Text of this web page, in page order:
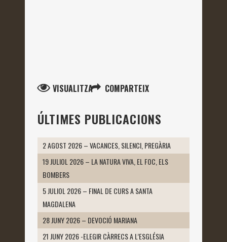
VISUALITZA COMPARTEIX
ÚLTIMES PUBLICACIONS
2 AGOST 2026 – VACANCES, SILENCI, PREGÀRIA
19 JULIOL 2026 – LA NATURA VIVA, EL FOC, ELS
BOMBERS
5 JULIOL 2026 – FINAL DE CURS A SANTA
MAGDALENA
28 JUNY 2026 – DEVOCIÓ MARIANA
21 JUNY 2026 -ELEGIR CÀRRECS A L’ESGLÉSIA